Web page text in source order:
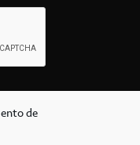
de